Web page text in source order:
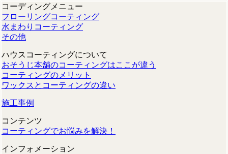
コーディングメニュー
フローリングコーティング
水まわりコーティング
その他
ハウスコーティングについて
おそうじ本舗のコーティングはここが違う
コーティングのメリット
ワックスとコーティングの違い
施工事例
コンテンツ
コーティングでお悩みを解決！
インフォメーション